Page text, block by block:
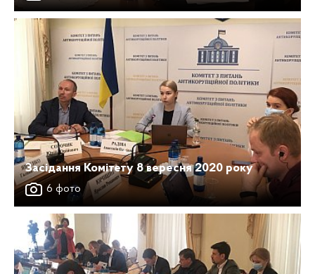
Засідання Комітету 8 вересня 2020 року
6 фото